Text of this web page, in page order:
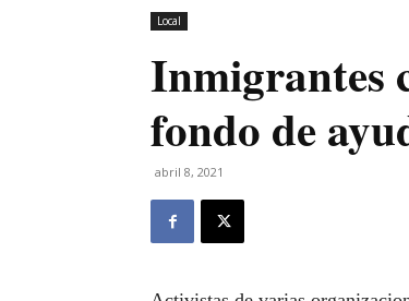
Local
Inmigrantes
fondo de
abril 8, 2021